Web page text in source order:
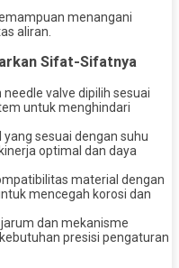
menangani
aliran.
Sifat-Sifatnya
needle valve dipilih sesuai
untuk menghindari
sesuai dengan suhu
optimal dan daya
material dengan
mencegah korosi dan
dan mekanisme
presisi pengaturan